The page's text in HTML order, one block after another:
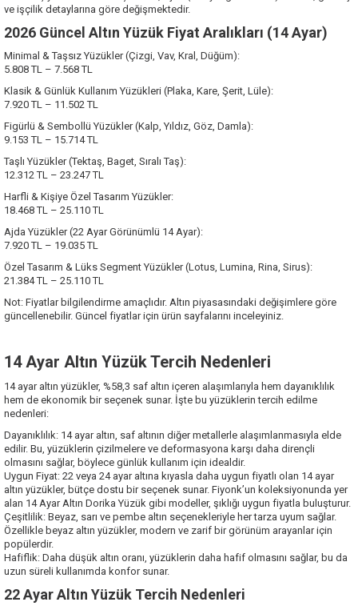
ve işçilik detaylarına göre değişmektedir.
2026 Güncel Altın Yüzük Fiyat Aralıkları (14 Ayar)
Minimal & Taşsız Yüzükler (Çizgi, Vav, Kral, Düğüm):
5.808 TL – 7.568 TL
Klasik & Günlük Kullanım Yüzükleri (Plaka, Kare, Şerit, Lüle):
7.920 TL – 11.502 TL
Figürlü & Sembollü Yüzükler (Kalp, Yıldız, Göz, Damla):
9.153 TL – 15.714 TL
Taşlı Yüzükler (Tektaş, Baget, Sıralı Taş):
12.312 TL – 23.247 TL
Harfli & Kişiye Özel Tasarım Yüzükler:
18.468 TL – 25.110 TL
Ajda Yüzükler (22 Ayar Görünümlü 14 Ayar):
7.920 TL – 19.035 TL
Özel Tasarım & Lüks Segment Yüzükler (Lotus, Lumina, Rina, Sirus):
21.384 TL – 25.110 TL
Not: Fiyatlar bilgilendirme amaçlıdır. Altın piyasasındaki değişimlere göre
güncellenebilir. Güncel fiyatlar için ürün sayfalarını inceleyiniz.
14 Ayar Altın Yüzük Tercih Nedenleri
14 ayar altın yüzükler, %58,3 saf altın içeren alaşımlarıyla hem dayanıklılık
hem de ekonomik bir seçenek sunar. İşte bu yüzüklerin tercih edilme
nedenleri:
Dayanıklılık: 14 ayar altın, saf altının diğer metallerle alaşımlanmasıyla elde
edilir. Bu, yüzüklerin çizilmelere ve deformasyona karşı daha dirençli
olmasını sağlar, böylece günlük kullanım için idealdir.
Uygun Fiyat: 22 veya 24 ayar altına kıyasla daha uygun fiyatlı olan 14 ayar
altın yüzükler, bütçe dostu bir seçenek sunar. Fiyonk’un koleksiyonunda yer
alan 14 Ayar Altın Dorika Yüzük gibi modeller, şıklığı uygun fiyatla buluşturur.
Çeşitlilik: Beyaz, sarı ve pembe altın seçenekleriyle her tarza uyum sağlar.
Özellikle beyaz altın yüzükler, modern ve zarif bir görünüm arayanlar için
popülerdir.
Hafiflik: Daha düşük altın oranı, yüzüklerin daha hafif olmasını sağlar, bu da
uzun süreli kullanımda konfor sunar.
22 Ayar Altın Yüzük Tercih Nedenleri